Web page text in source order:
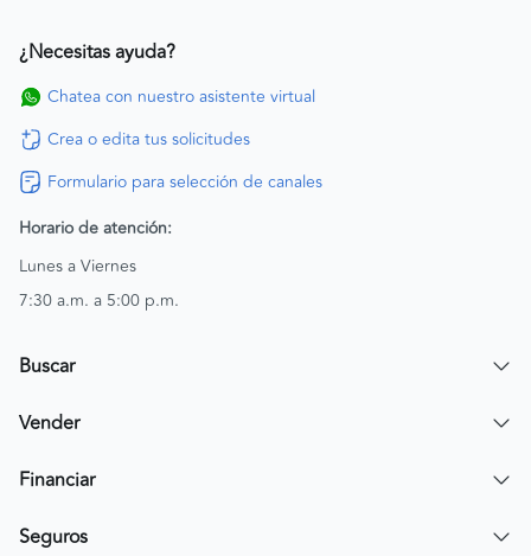
¿Necesitas ayuda?
Chatea con nuestro asistente virtual
Crea o edita tus solicitudes
Formulario para selección de canales
Horario de atención:
Lunes a Viernes
7:30 a.m. a 5:00 p.m.
Buscar
Encuentra un carro
Vender
Publicar mi vehículo
Financiar
Simular crédito
Seguros